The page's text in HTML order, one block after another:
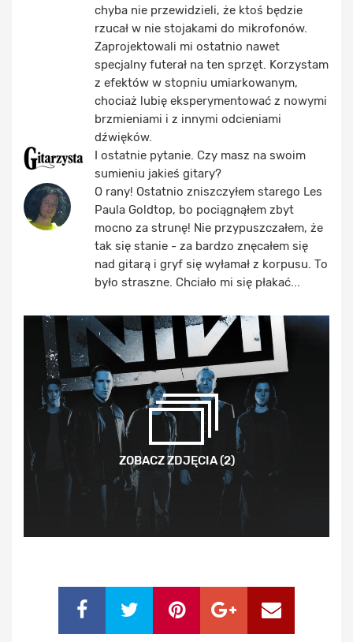
chyba nie przewidzieli, że ktoś będzie
rzucał w nie stojakami do mikrofonów.
Zaprojektowali mi ostatnio nawet
specjalny futerał na ten sprzęt. Korzystam
z efektów w stopniu umiarkowanym,
chociaż lubię eksperymentować z nowymi
brzmieniami i z innymi odcieniami
dźwięków.
I ostatnie pytanie. Czy masz na swoim
sumieniu jakieś gitary?
O rany! Ostatnio zniszczyłem starego Les
Paula Goldtop, bo pociągnąłem zbyt
mocno za strunę! Nie przypuszczałem, że
tak się stanie - za bardzo znęcałem się
nad gitarą i gryf się wyłamał z korpusu. To
było straszne. Chciało mi się płakać...
ZOBACZ ZDJĘCIA (2)